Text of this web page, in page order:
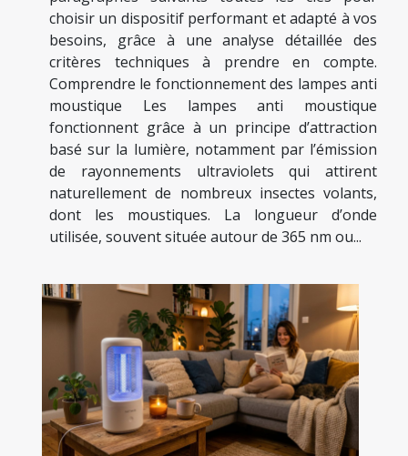
choisir un dispositif performant et adapté à vos
besoins, grâce à une analyse détaillée des
critères techniques à prendre en compte.
Comprendre le fonctionnement des lampes anti
moustique Les lampes anti moustique
fonctionnent grâce à un principe d’attraction
basé sur la lumière, notamment par l’émission
de rayonnements ultraviolets qui attirent
naturellement de nombreux insectes volants,
dont les moustiques. La longueur d’onde
utilisée, souvent située autour de 365 nm ou...